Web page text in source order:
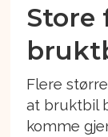
Store
Flere
at bruktbil
komme